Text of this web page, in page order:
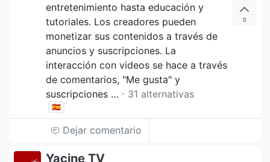
entretenimiento hasta educación y
tutoriales. Los creadores pueden
monetizar sus contenidos a través de
anuncios y suscripciones. La
interacción con videos se hace a través
de comentarios, "Me gusta" y
suscripciones … ⋅ 31 alternativas
🇪🇸
0
Dejar comentario
Yacine TV